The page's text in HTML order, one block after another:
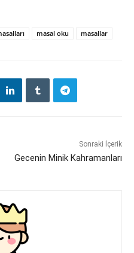
masal oku masallar
Sonraki İçerik
Gecenin Minik Kahramanları